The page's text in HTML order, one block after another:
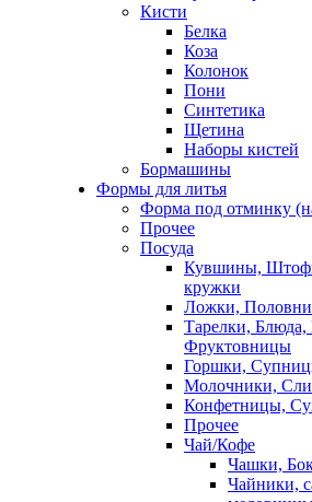
Кисти
Белка
Коза
Колонок
Пони
Синтетика
Щетина
Наборы кистей
Бормашины
Формы для литья
Форма под отминку
Прочее
Посуда
Кувшины,
кружки
Ложки,
Тарелки,
Фруктовницы
Горшки,
Молочники,
Конфетницы,
Прочее
Чай/Кофе
Чашки,
Чайники,